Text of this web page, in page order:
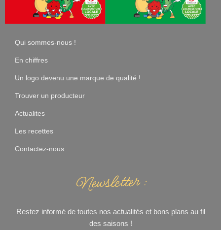
Qui sommes-nous !
En chiffres
Un logo devenu une marque de qualité !
Trouver un producteur
Actualites
Les recettes
Contactez-nous
Newsletter :
Restez informé de toutes nos actualités et bons plans au fil
des saisons !